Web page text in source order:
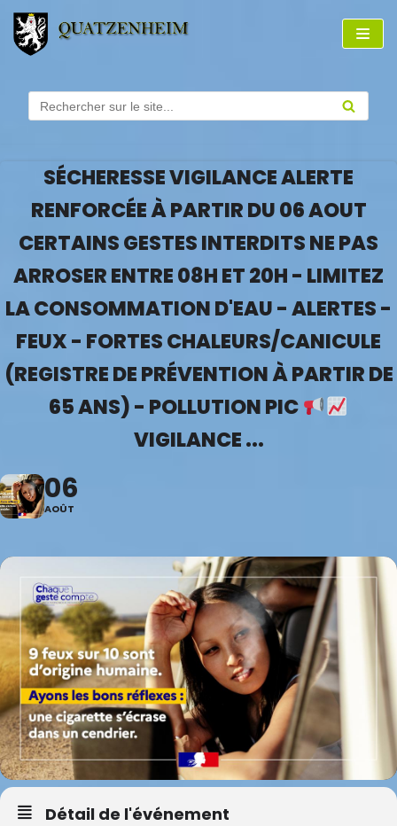
Aller
au
SÉCHERESSE VIGILANCE ALERTE
RENFORCÉE À PARTIR DU 06 AOUT
CERTAINS GESTES INTERDITS NE PAS
ARROSER ENTRE 08H ET 20H - LIMITEZ
LA CONSOMMATION D'EAU - ALERTES -
FEUX - FORTES CHALEURS/CANICULE
(REGISTRE DE PRÉVENTION À PARTIR DE
65 ANS) - POLLUTION PIC
VIGILANCE ...
06
AOÛT
Détail de l'événement